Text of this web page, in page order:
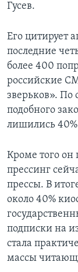
Гусев.
Его цитирует
последние
более 400
российские
зверьков». По
подобного
лишились
Кроме того он
прессинг
прессы. В
около 40%
подписки на
стала
массы